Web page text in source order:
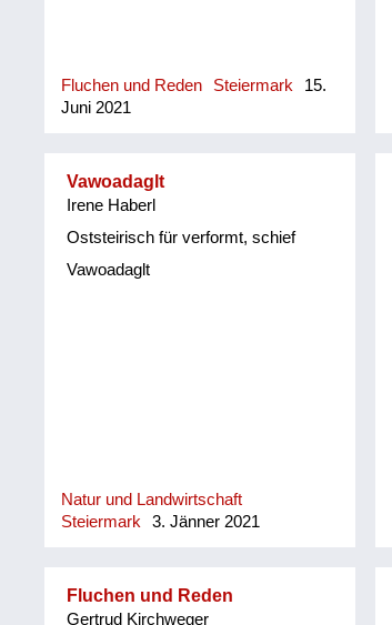
Fluchen und Reden Steiermark
15.
Juni 2021
Vawoadaglt
Irene Haberl
Oststeirisch für verformt, schief
Vawoadaglt
Natur und Landwirtschaft
Steiermark
3. Jänner 2021
Fluchen und Reden
Gertrud Kirchweger